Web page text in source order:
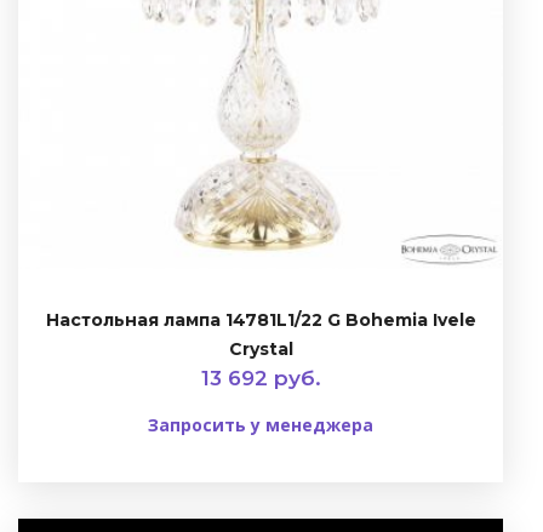
Настольная лампа 14781L1/22 G Bohemia Ivele
Crystal
13 692 руб.
Запросить у менеджера